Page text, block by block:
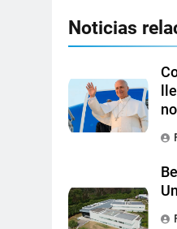
Noticias